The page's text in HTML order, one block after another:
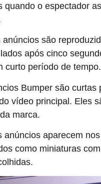
quando o espectador
anúncios são
após cinco
curto período de tempo.
Bumper são
vídeo principal. Eles
marca.
anúncios aparecem
como miniaturas